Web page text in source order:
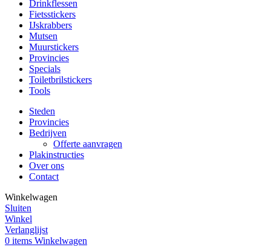
Drinkflessen
Fietsstickers
IJskrabbers
Mutsen
Muurstickers
Provincies
Specials
Toiletbrilstickers
Tools
Steden
Provincies
Bedrijven
Offerte aanvragen
Plakinstructies
Over ons
Contact
Winkelwagen
Sluiten
Winkel
Verlanglijst
0 items Winkelwagen